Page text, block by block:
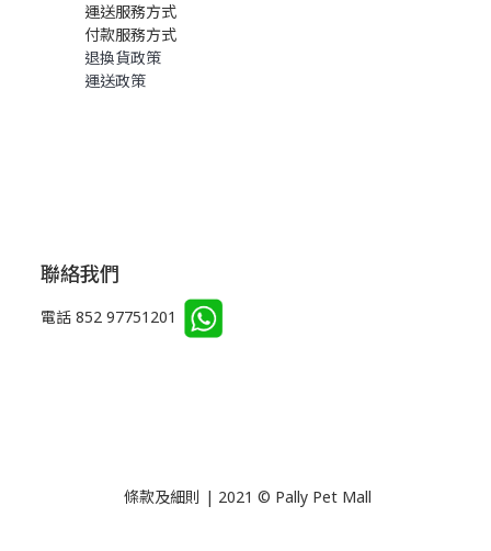
運送服務方式
付款服務方式
退換貨政策
運送政策
聯絡我們
電話 852 97751201
條款及細則 | 2021 © Pally Pet Mall